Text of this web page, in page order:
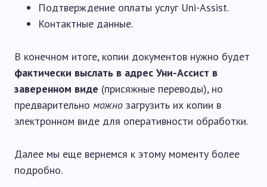
Подтверждение оплаты услуг Uni-Assist.
Контактные данные.
В конечном итоге, копии документов нужно будет
фактически выслать в адрес Уни-Ассист в
заверенном виде (присяжные переводы), но
предварительно можно загрузить их копии в
электронном виде для оперативности обработки.
Далее мы еще вернемся к этому моменту более
подробно.